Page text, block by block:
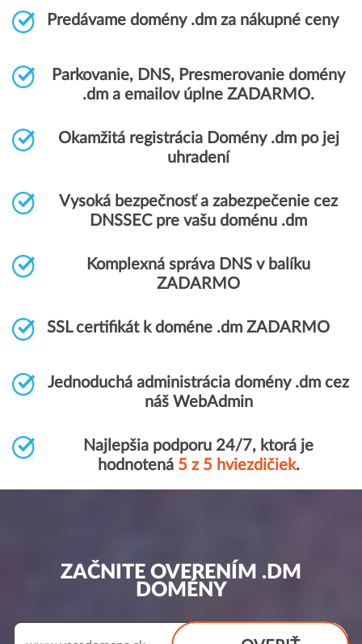
Predávame domény .dm za nákupné ceny
Parkovanie, DNS, Presmerovanie domény
.dm a emailov úplne ZADARMO.
Okamžitá registrácia Domény .dm po jej
uhradení
Vysoká bezpečnosť a zabezpečenie cez
DNSSEC pre vašu doménu .dm
Komplexná správa DNS v balíku
ZADARMO
SSL certifikát k doméne .dm ZADARMO
Jednoduchá administrácia domény .dm cez
náš WebAdmin
Najlepšia podporu 24/7, ktorá je
hodnotená 5 z 5 hviezdičiek.
ZAČNITE OVERENÍM .DM
DOMÉNY